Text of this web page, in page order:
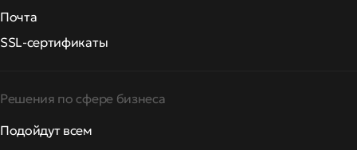
Почта
SSL-сертификаты
Решения по сфере бизнеса
Подойдут всем